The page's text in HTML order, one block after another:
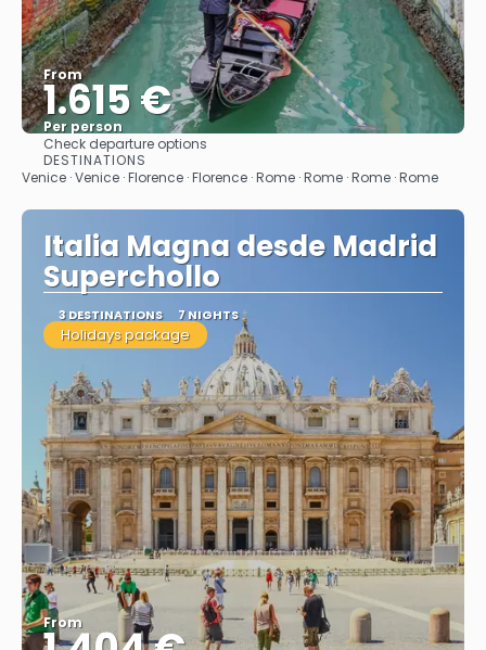
From
1.615 €
Per person
Check departure options
DESTINATIONS
Venice · Venice · Florence · Florence · Rome · Rome · Rome · Rome
Italia Magna desde Madrid
Superchollo
3 DESTINATIONS 7 NIGHTS
Holidays package
From